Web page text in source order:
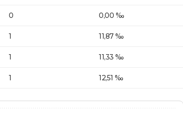
0 0,00 ‰
1 11,87 ‰
1 11,33 ‰
1 12,51 ‰